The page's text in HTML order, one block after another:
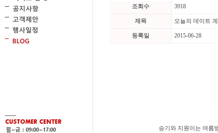
조회수 3918
제목 오늘의 데이트
등록일 2015-06-28
승기와 지원이는 여름